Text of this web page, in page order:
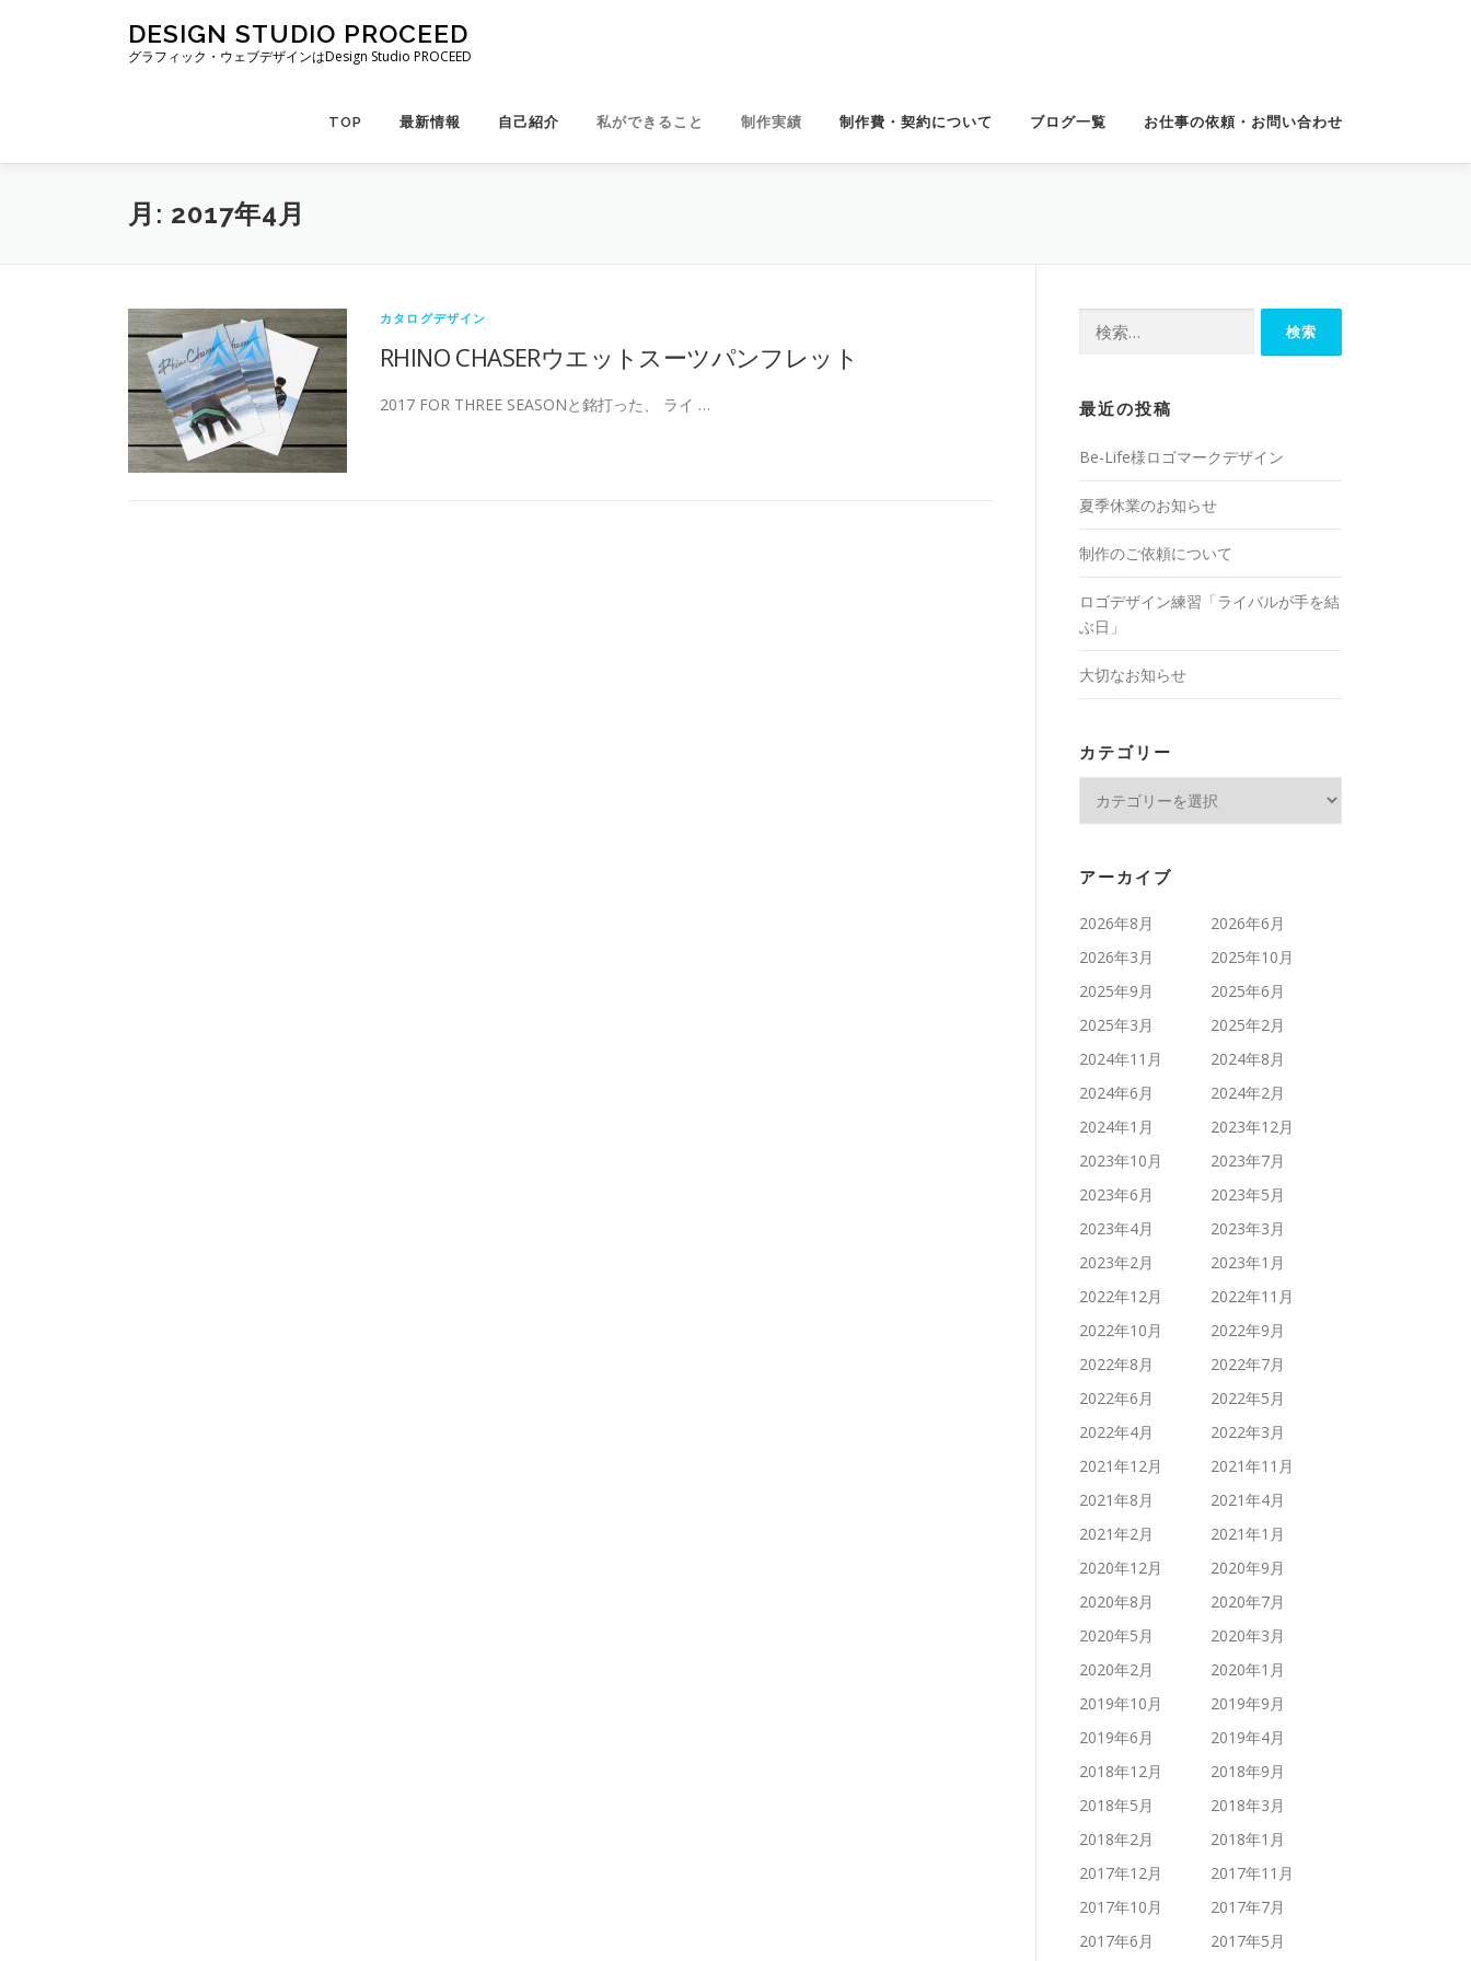
ス
DESIGN STUDIO PROCEED
グラフィック・ウェブデザインはDesign Studio PROCEED
TOP 最新情報 自己紹介 私ができること 制作実績 制作費・契約について ブログ一覧 お仕事の依頼・お問い合わせ
月: 2017年4月
カタログデザイン
RHINO CHASERウエットスーツパンフレット
2017 FOR THREE SEASONと銘打った、 ライ … 最近の投稿
Be-Life様ロゴマークデザイン
夏季休業のお知らせ
制作のご依頼について
ロゴデザイン練習「ライバルが手を結
ぶ日」
大切なお知らせ
カテゴリー
ー
アーカイブ
2026年8月
2026年6月
2026年3月
2025年10月
2025年9月
2025年6月
2025年3月
2025年2月
2024年11月
2024年8月
2024年6月
2024年2月
2024年1月
2023年12月
2023年10月
2023年7月
2023年6月
2023年5月
2023年4月
2023年3月
2023年2月
2023年1月
2022年12月
2022年11月
2022年10月
2022年9月
2022年8月
2022年7月
2022年6月
2022年5月
2022年4月
2022年3月
2021年12月
2021年11月
2021年8月
2021年4月
2021年2月
2021年1月
2020年12月
2020年9月
2020年8月
2020年7月
2020年5月
2020年3月
2020年2月
2020年1月
2019年10月
2019年9月
2019年6月
2019年4月
2018年12月
2018年9月
2018年5月
2018年3月
2018年2月
2018年1月
2017年12月
2017年11月
2017年10月
2017年7月
2017年6月
2017年5月